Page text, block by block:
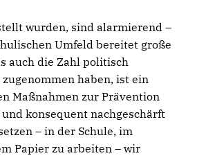
wurden, sind alarmierend –
Umfeld bereitet große
auch die Zahl politisch
haben, ist ein
Maßnahmen zur Prävention
konsequent nachgeschärft
– in der Schule, im
Papier zu arbeiten – wir